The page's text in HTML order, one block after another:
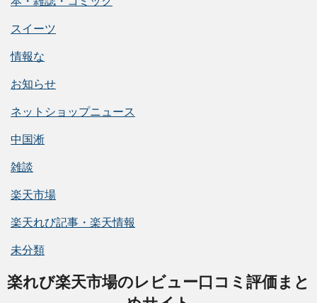
スイーツ
情報な
お知らせ
ネットショップニュース
中国淅
雑談
楽天市場
楽天れび記事・楽天情報
未分類
楽れび楽天市場のレビュー口コミ評価まと